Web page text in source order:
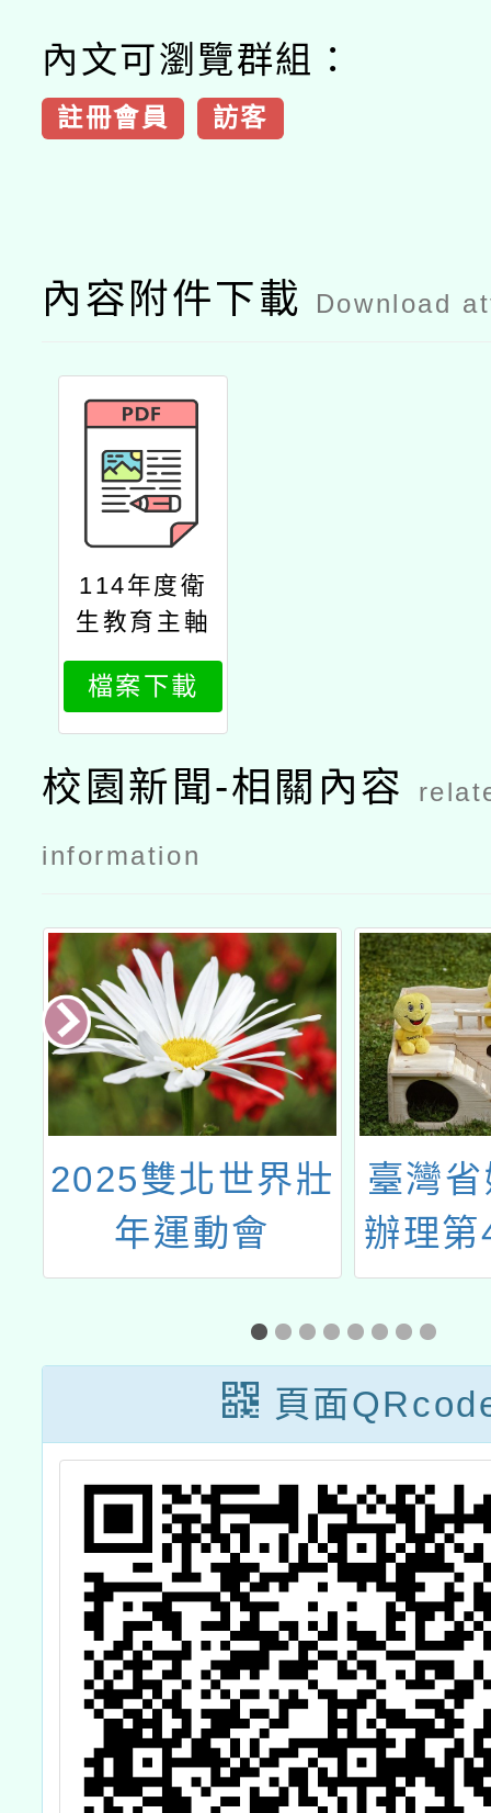
內文可瀏覽群組：
註冊會員 訪客
內容附件下載 Download
114年度衛
生教育主軸
議題
檔案下載
校園新聞-相關內容
information
臺灣省婦幼協會
辦理第49屆【疼
惜台灣囝仔】援
助貧困學童學習
費用愛心活動一
案
財團
文教
「紙
鎮市
工程
航」
出（
場
頁面